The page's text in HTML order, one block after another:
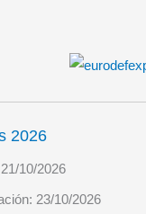
2026
21/10/2026
23/10/2026